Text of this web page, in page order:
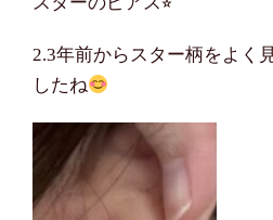
2.3年前からスター柄をよく
したね